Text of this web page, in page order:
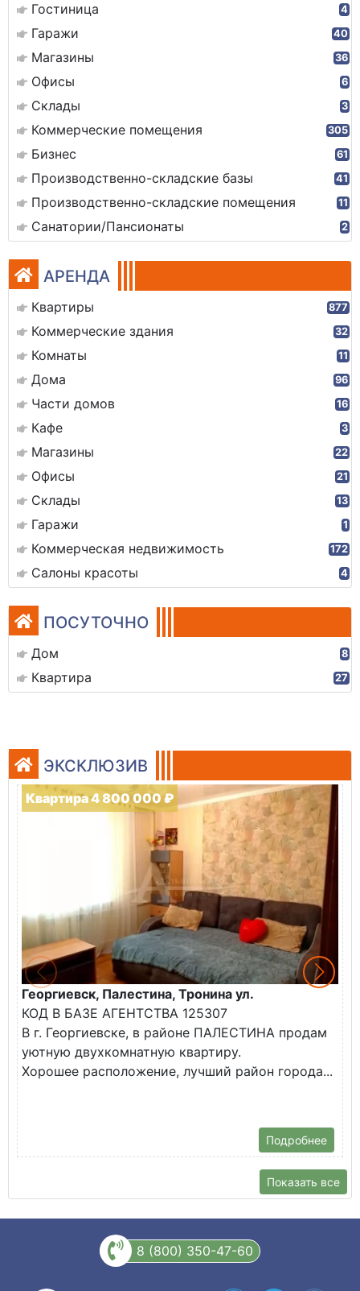
Гостиница 4
Гаражи 40
Магазины 36
Офисы 6
Склады 3
Коммерческие помещения 305
Бизнес 61
Производственно-складские базы 41
Производственно-складские помещения 11
Санатории/Пансионаты 2
АРЕНДА
Квартиры 877
Коммерческие здания 32
Комнаты 11
Дома 96
Части домов 16
Кафе 3
Магазины 22
Офисы 21
Склады 13
Гаражи 1
Коммерческая недвижимость 172
Салоны красоты 4
ПОСУТОЧНО
Дом 8
Квартира 27
ЭКСКЛЮЗИВ
Квартира 4 800 000 ₽
Георгиевск, Палестина, Тронина ул.
КОД В БАЗЕ АГЕНТСТВА 125307
В г. Георгиевске, в районе ПАЛЕСТИНА продам
уютную двухкомнатную квартиру.
Хорошее расположение, лучший район города...
Подробнее
Показать все
8 (800) 350-47-60